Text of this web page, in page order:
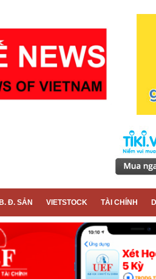
B. Đ. SẢN VIETSTOCK TÀI CHÍNH